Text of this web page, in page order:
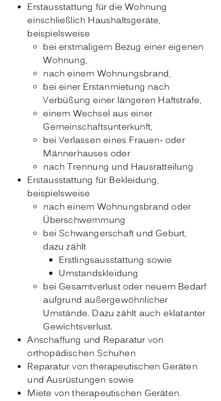
Erstausstattung für die Wohnung
einschließlich Haushaltsgeräte,
beispielsweise
bei erstmaligem Bezug einer eigenen
Wohnung,
nach einem Wohnungsbrand,
bei einer Erstanmietung nach
Verbüßung einer längeren Haftstrafe,
einem Wechsel aus einer
Gemeinschaftsunterkunft,
bei Verlassen eines Frauen- oder
Männerhauses oder
nach Trennung und Hausratteilung
Erstausstattung für Bekleidung,
beispielsweise
nach einem Wohnungsbrand oder
Überschwemmung
bei Schwangerschaft und Geburt,
dazu zählt
Erstlingsausstattung sowie
Umstandskleidung
bei Gesamtverlust oder neuem Bedarf
aufgrund außergewöhnlicher
Umstände. Dazu zählt auch eklatanter
Gewichtsverlust.
Anschaffung und Reparatur von
orthopädischen Schuhen
Reparatur von therapeutischen Geräten
und Ausrüstungen sowie
Miete von therapeutischen Geräten.